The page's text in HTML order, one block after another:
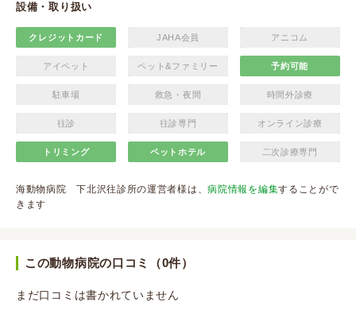
設備・取り扱い
クレジットカード JAHA会員 アニコム
アイペット ペット&ファミリー 予約可能
駐車場 救急・夜間 時間外診療
往診 往診専門 オンライン診療
トリミング ペットホテル 二次診療専門
海動物病院 下北沢往診所の運営者様は、病院情報を編集することがで
きます
この動物病院の口コミ（0件）
まだ口コミは書かれていません